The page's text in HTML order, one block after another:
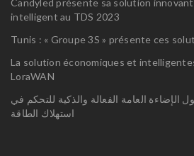
Candyled présente sa solution
intelligent au TDS 2023
Tunis : « Groupe 3S » présente ces
La solution économiques et
LoraWAN
حول الإضاءة العامة الفعالة والذكية للتحكم في
استهلاك الطاقة